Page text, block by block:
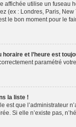
affichée utilise un
(ex : Londres, Paris,
le bon moment pour le
horaire et l’heure est
paramétré
la liste !
est que l’administrateur
Si elle n’existe pas,